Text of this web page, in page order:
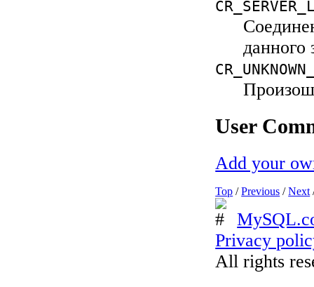
данного
User
Add your
Top /Previous /Next
Privacy
All rights